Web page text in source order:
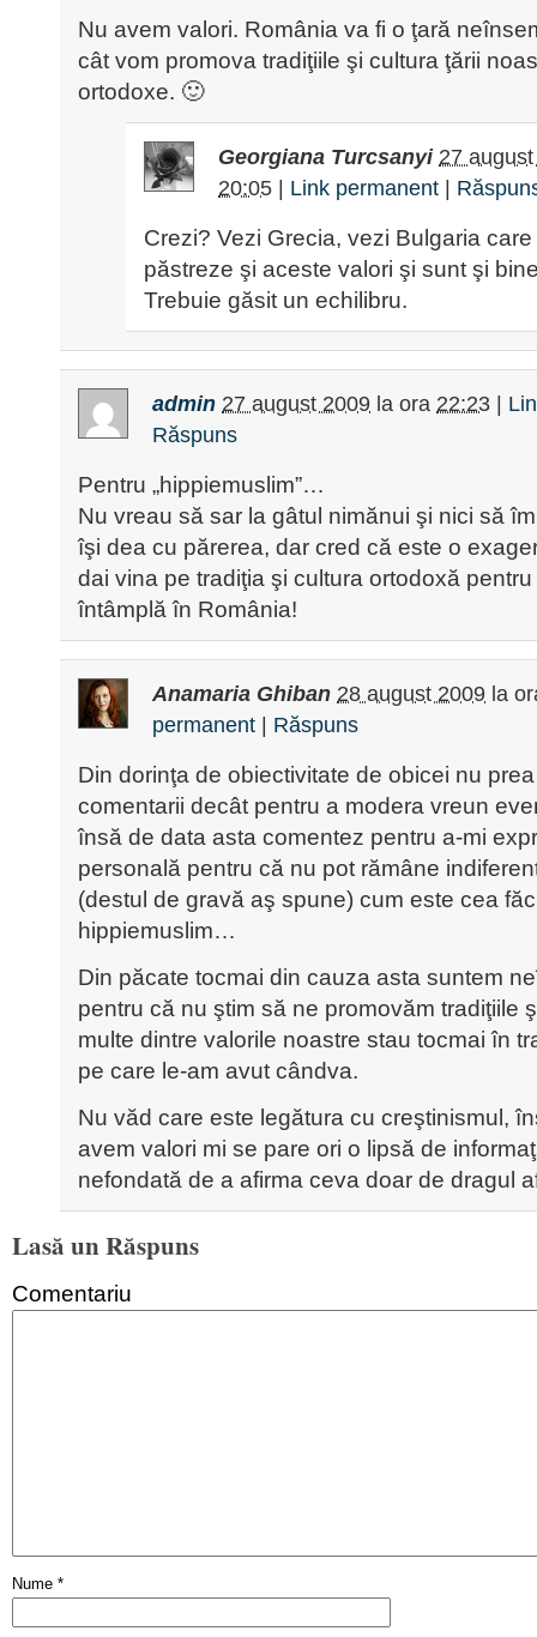
Nu avem valori. România va fi o ţară
cât vom promova tradiţiile şi cultura ţării
ortodoxe. 🙂
Georgiana Turcsanyi 27
20:05
Link permanent
Crezi? Vezi Grecia, vezi Bulgaria
păstreze şi aceste valori şi sunt şi
Trebuie găsit un echilibru.
admin 27 august 2009 la ora 22:23
Răspuns
Pentru „hippiemuslim”…
Nu vreau să sar la gâtul nimănui şi nici să
îşi dea cu părerea, dar cred că este o
dai vina pe tradiţia şi cultura ortodoxă
întâmplă în România!
Anamaria Ghiban 28 august 2009 la
permanent
Răspuns
Din dorinţa de obiectivitate de obicei nu
comentarii decât pentru a modera vreun
însă de data asta comentez pentru a-mi
personală pentru că nu pot rămâne
(destul de gravă aş spune) cum este cea
hippiemuslim…
Din păcate tocmai din cauza asta suntem
pentru că nu ştim să ne promovăm tradiţiile
multe dintre valorile noastre stau tocmai în
pe care le-am avut cândva.
Nu văd care este legătura cu creştinismul,
avem valori mi se pare ori o lipsă de
nefondată de a afirma ceva doar de dragul
Lasă un Răspuns
Comentariu
Nume *